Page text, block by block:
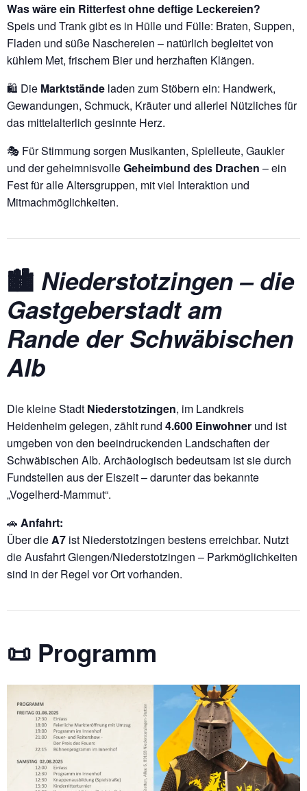
Was wäre ein Ritterfest ohne deftige Leckereien?
Speis und Trank gibt es in Hülle und Fülle: Braten, Suppen,
Fladen und süße Naschereien – natürlich begleitet von
kühlem Met, frischem Bier und herzhaften Klängen.
🛍️ Die Marktstände laden zum Stöbern ein: Handwerk,
Gewandungen, Schmuck, Kräuter und allerlei Nützliches für
das mittelalterlich gesinnte Herz.
🎭 Für Stimmung sorgen Musikanten, Spielleute, Gaukler
und der geheimnisvolleGeheimbund des Drachen – ein
Fest für alle Altersgruppen, mit viel Interaktion und
Mitmachmöglichkeiten.
🏙️ Niederstotzingen – die
Gastgeberstadt am
Rande der Schwäbischen
Alb
Die kleine Stadt Niederstotzingen, im Landkreis
Heidenheim gelegen, zählt rund 4.600 Einwohner und ist
umgeben von den beeindruckenden Landschaften der
Schwäbischen Alb. Archäologisch bedeutsam ist sie durch
Fundstellen aus der Eiszeit – darunter das bekannte
„Vogelherd-Mammut“.
🚗 Anfahrt:
Über die A7 ist Niederstotzingen bestens erreichbar. Nutzt
die Ausfahrt Giengen/Niederstotzingen – Parkmöglichkeiten
sind in der Regel vor Ort vorhanden.
📜 Programm